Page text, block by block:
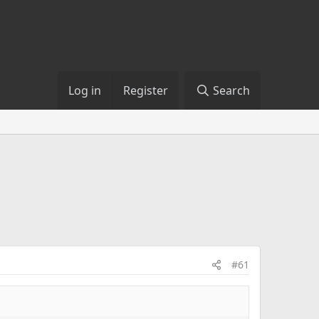
Log in Register Search
#61